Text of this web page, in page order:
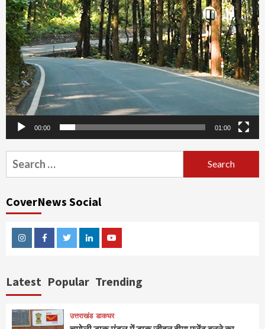
00:00 01:00
Search
for:
CoverNews Social
InstagramFacebookTwitterLinkedinYoutube
Latest Popular Trending
उत्तराखंड डाकघर